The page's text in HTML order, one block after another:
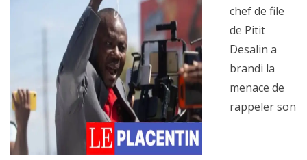
chef de file
de Pitit
Desalin a
brandi la
menace de
rappeler son